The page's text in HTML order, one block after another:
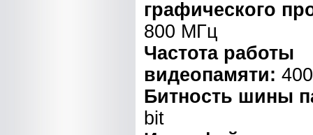
графического
800 МГц
Частота работы
видеопамяти:
Битность шины
bit